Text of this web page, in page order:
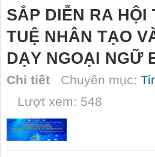
SẮP DIỄN RA
TUỆ NHÂN TẠO
DẠY NGOẠI NGỮ
Chi tiết Chuyên mục:
Lượt xem: 548